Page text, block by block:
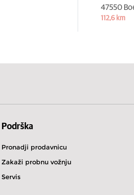
47550
112,6 km
Podrška
Pronadji prodavnicu
Zakaži probnu vožnju
Servis